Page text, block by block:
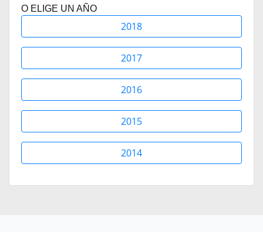
O ELIGE UN AÑO
2018
2017
2016
2015
2014